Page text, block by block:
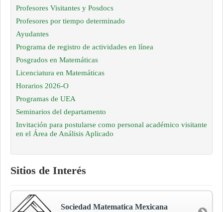
Profesores Visitantes y Posdocs
Profesores por tiempo determinado
Ayudantes
Programa de registro de actividades en línea
Posgrados en Matemáticas
Licenciatura en Matemáticas
Horarios 2026-O
Programas de UEA
Seminarios del departamento
Invitación para postularse como personal académico visitante
en el Área de Análisis Aplicado
Sitios de Interés
Sociedad Matematica Mexicana